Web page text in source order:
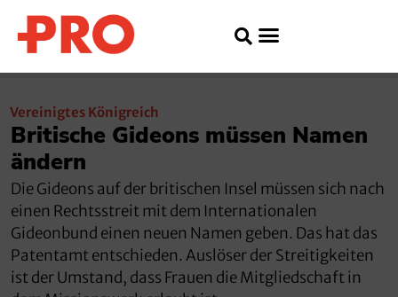
Vereinigtes Königreich
Britische Gideons müssen Namen
ändern
Die Gideons auf der britischen Insel müssen sich nach
einen Rechtsstreit mit dem Internationalen
Gideonbund einen neuen Namen geben. Das hat das
Patentamt entschieden. Auslöser der Streitigkeiten
ist der Umstand, dass Frauen die Mitgliedschaft in